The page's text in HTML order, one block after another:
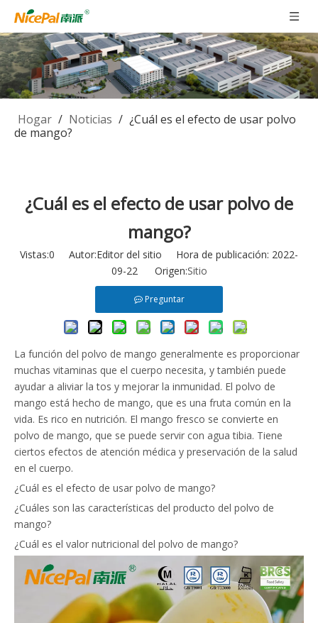
Hogar / Noticias / ¿Cuál es el efecto de usar polvo
de mango?
¿Cuál es el efecto de usar polvo de
mango?
Vistas:0 Autor:Editor del sitio Hora de publicación: 2022-
09-22 Origen:Sitio
Preguntar
La función del polvo de mango generalmente es proporcionar
muchas vitaminas que el cuerpo necesita, y también puede
ayudar a aliviar la tos y mejorar la inmunidad. El polvo de
mango está hecho de mango, que es una fruta común en la
vida. Es rico en nutrición. El mango fresco se convierte en
polvo de mango, que se puede servir con agua tibia. Tiene
ciertos efectos de atención médica y preservación de la salud
en el cuerpo.
¿Cuál es el efecto de usar polvo de mango?
¿Cuáles son las características del producto del polvo de
mango?
¿Cuál es el valor nutricional del polvo de mango?